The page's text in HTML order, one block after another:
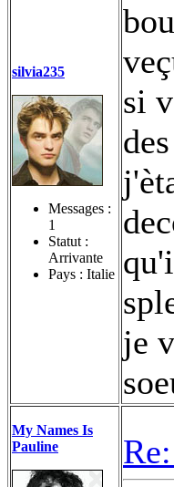
silvia235
Messages :
1
Statut :
Arrivante
Pays : Italie
si
je
My Names Is
Pauline